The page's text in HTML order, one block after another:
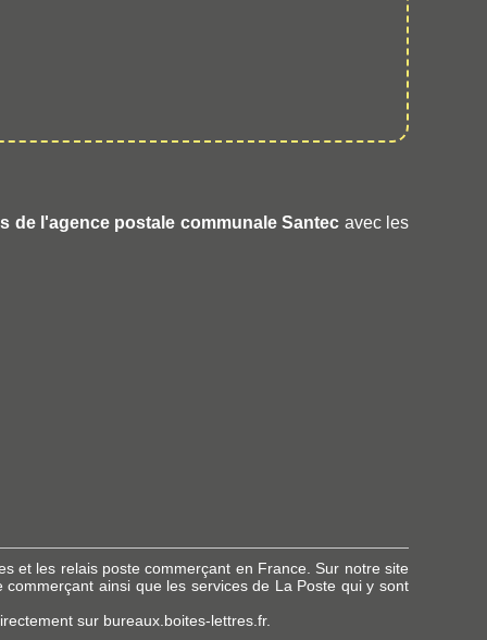
de l'agence postale communale Santec avec les
et les relais poste commerçant en France. Sur notre site
ainsi que les services de La Poste qui y sont
sur bureaux.boites-lettres.fr.